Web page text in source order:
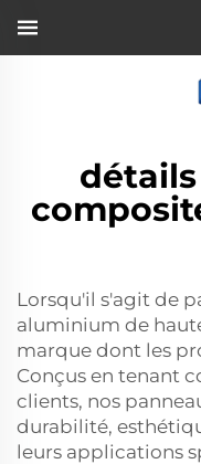
Lorsqu'il s'agit de
aluminium de
marque dont les
Conçus en tenant
clients, nos
durabilité,
leurs applications